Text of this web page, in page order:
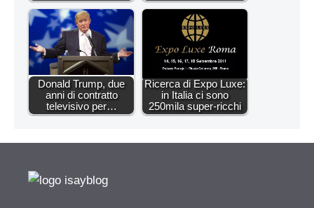
Donald Trump, due
anni di contratto
televisivo per…
Ricerca di Expo Luxe:
in Italia ci sono
250mila super-ricchi